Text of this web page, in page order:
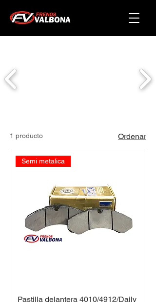
1 producto Ordenar
Semi metalica
Pastilla delantera 4010/4912/Daily